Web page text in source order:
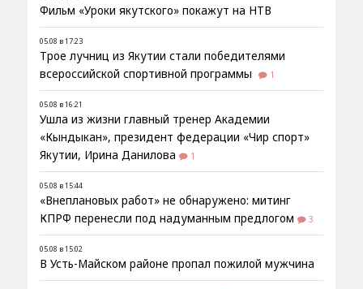
Фильм «Уроки якутского» покажут на НТВ
05.08 в 17:23
Трое лучниц из Якутии стали победителями
всероссийской спортивной программы
1
05.08 в 16:21
Ушла из жизни главный тренер Академии
«Кындыкан», президент федерации «Чир спорт»
Якутии, Ирина Данилова
1
05.08 в 15:44
«Внеплановых работ» не обнаружено: митинг
КПРФ перенесли под надуманным предлогом
3
05.08 в 15:02
В Усть-Майском районе пропал пожилой мужчина